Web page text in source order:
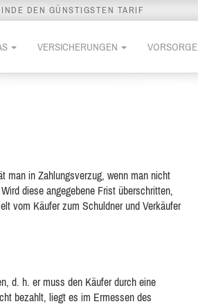
DEN GÜNSTIGSTEN TARIF
VERSICHERUNGEN VORSORGE
man in Zahlungsverzug, wenn man nicht
diese angegebene Frist überschritten,
vom Käufer zum Schuldner und Verkäufer
d. h. er muss den Käufer durch eine
bezahlt, liegt es im Ermessen des